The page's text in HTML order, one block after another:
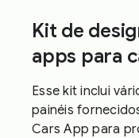
Kit de
apps para
Esse kit inclui
painéis
Cars App para